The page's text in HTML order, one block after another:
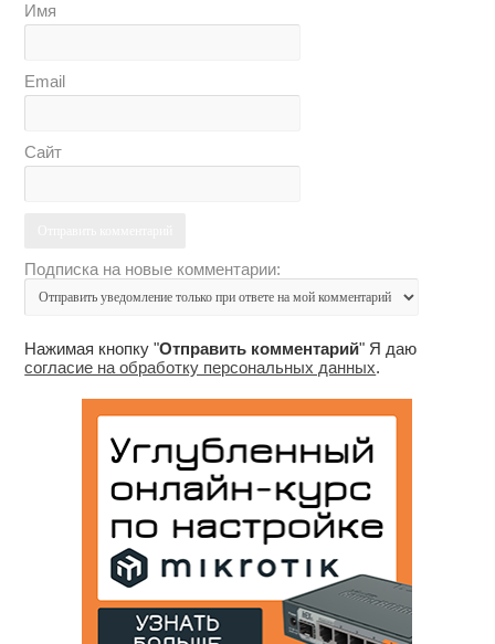
Имя
Email
Сайт
Подписка на новые комментарии:
Нажимая кнопку "Отправить комментарий" Я даю
согласие на обработку персональных данных.